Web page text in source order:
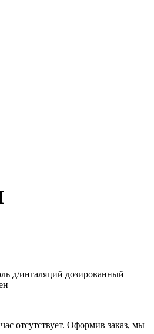
д/ингаляций дозированный
отсутствует. Оформив заказ, мы